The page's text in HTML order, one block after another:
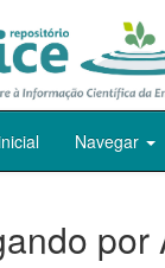
Navegar
por